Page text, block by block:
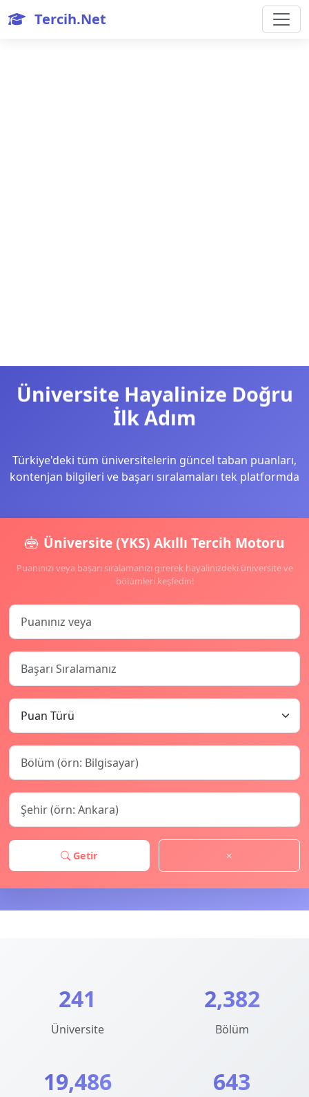
Tercih.Net
Üniversite Hayalinize Doğru
İlk Adım
Türkiye'deki tüm üniversitelerin güncel taban puanları,
kontenjan bilgileri ve başarı sıralamaları tek platformda
Üniversite (YKS) Akıllı Tercih Motoru
Puanınızı veya başarı sıralamanızı girerek hayalinizdeki üniversite ve
bölümleri keşfedin!
Getir
241
Üniversite
2,382
Bölüm
19,486 643